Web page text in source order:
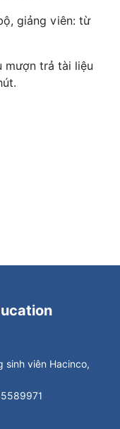
giảng viên: từ
mượn trả tài liệu
sinh viên Hacinco,